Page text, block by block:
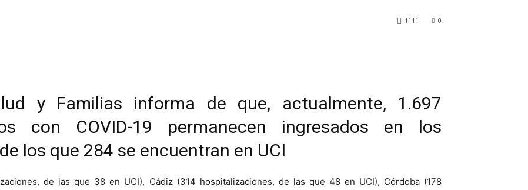
0
1111
y Familias informa de que, actualmente, 1.697
con COVID-19 permanecen ingresados en los
los que 284 se encuentran en UCI
de las que 38 en UCI), Cádiz (314 hospitalizaciones, de las que 48 en UCI), Córdoba (178